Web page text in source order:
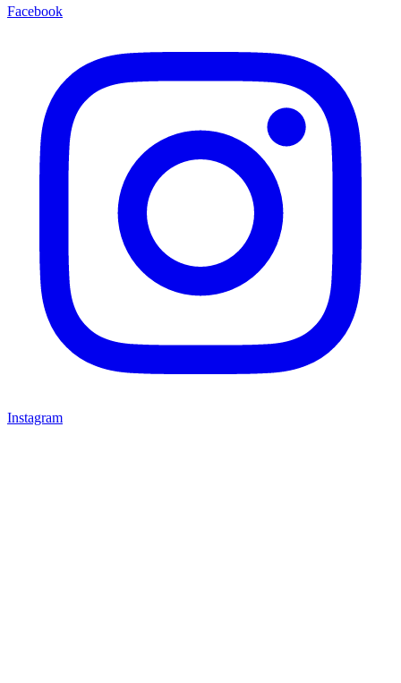
Facebook
Instagram